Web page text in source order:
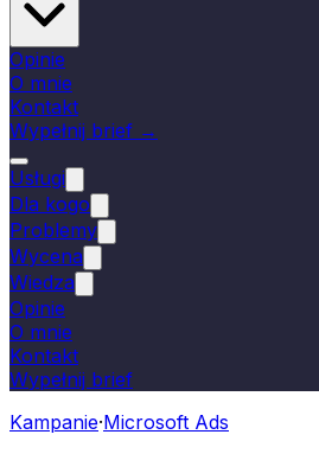
Opinie
O mnie
Kontakt
Wypełnij brief →
Usługi
Dla kogo
Problemy
Wycena
Wiedza
Opinie
O mnie
Kontakt
Wypełnij brief
Kampanie·Microsoft Ads